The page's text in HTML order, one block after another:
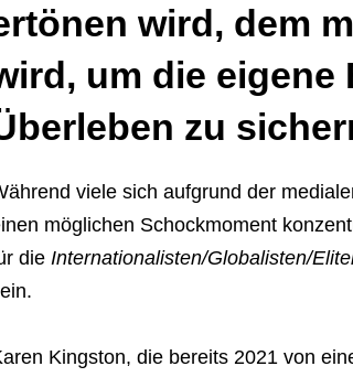
wird, dem
um die eigene
zu
viele sich aufgrund der
möglichen Schockmoment
die Internationalisten/Globalisten/
Kingston, die bereits 2021 von